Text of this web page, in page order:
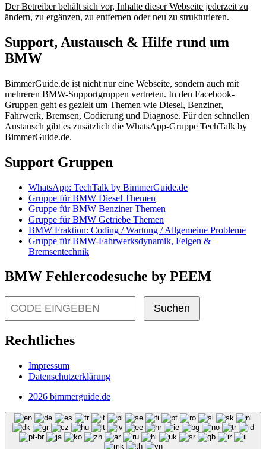
Der Betreiber behält sich vor, Inhalte dieser Webseite jederzeit zu
ändern, zu ergänzen, zu entfernen oder neu zu strukturieren.
Support, Austausch & Hilfe rund um
BMW
BimmerGuide.de ist nicht nur eine Webseite, sondern auch mit
mehreren BMW-Supportgruppen vertreten. In den Facebook-
Gruppen geht es gezielt um Themen wie Diesel, Benziner,
Fahrwerk, Bremsen, Codierung und Diagnose. Für den schnellen
Austausch gibt es zusätzlich die WhatsApp-Gruppe TechTalk by
BimmerGuide.de.
Support Gruppen
WhatsApp: TechTalk by BimmerGuide.de
Gruppe für BMW Diesel Themen
Gruppe für BMW Benziner Themen
Gruppe für BMW Getriebe Themen
BMW Fraktion: Coding / Wartung / Allgemeine Probleme
Gruppe für BMW-Fahrwerksdynamik, Felgen &
Bremsentechnik
BMW Fehlercodesuche by PEEM
Suchen
Rechtliches
Impressum
Datenschutzerklärung
2026 bimmerguide.de